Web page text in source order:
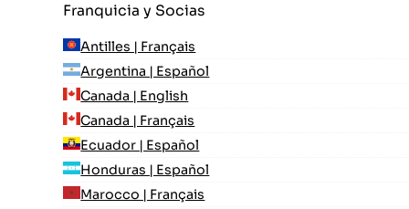
Franquicia y Socias
Antilles | Français
Argentina | Español
Canada | English
Canada | Français
Ecuador | Español
Honduras | Español
Marocco | Français